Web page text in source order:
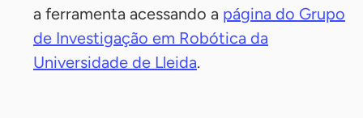
a ferramenta acessando a página do Grupo
de Investigação em Robótica da
Universidade de Lleida.